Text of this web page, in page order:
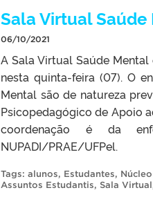
Sala Virtual
06/10/2021
A Sala Virtual Saúde
nesta quinta-feira (07). O
Mental são de natureza
Psicopedagógico de Apoio
coordenação é da
NUPADI/PRAE/UFPel.
Tags: alunos, Estudantes,
Assuntos Estudantis, Sala Virtual